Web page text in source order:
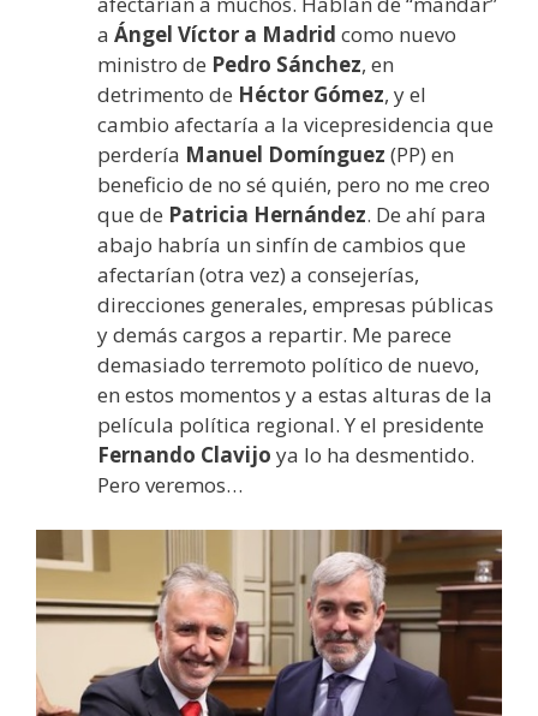
a Ángel Víctor a Madrid como nuevo
ministro de Pedro Sánchez, en
detrimento de Héctor Gómez, y el
cambio afectaría a la vicepresidencia que
perdería Manuel Domínguez (PP) en
beneficio de no sé quién, pero no me creo
que de Patricia Hernández. De ahí para
abajo habría un sinfín de cambios que
afectarían (otra vez) a consejerías,
direcciones generales, empresas públicas
y demás cargos a repartir. Me parece
demasiado terremoto político de nuevo,
en estos momentos y a estas alturas de la
película política regional. Y el presidente
Fernando Clavijo ya lo ha desmentido.
Pero veremos…